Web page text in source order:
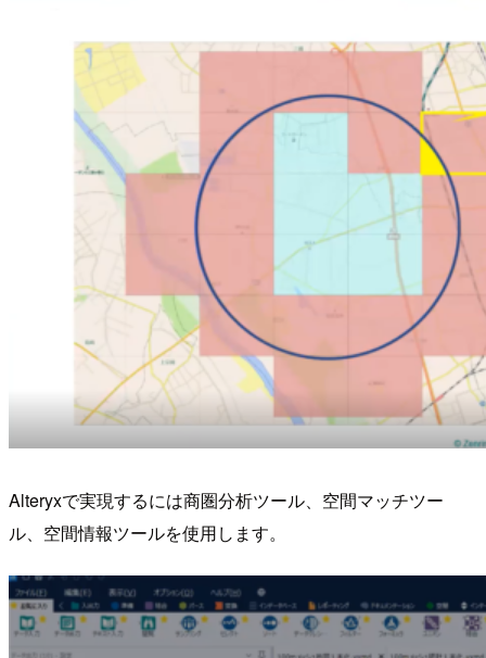
Alteryxで実現するには商圏分析ツール、空間マッチツー
ル、空間情報ツールを使用します。